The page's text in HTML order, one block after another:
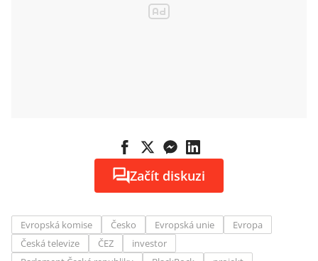
Začít diskuzi
Evropská komise Česko Evropská unie
Evropa
Česká televize
ČEZ
investor